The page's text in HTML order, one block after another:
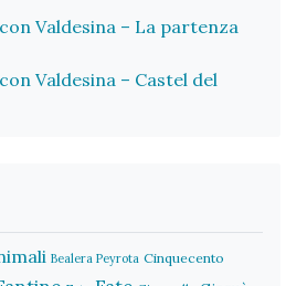
Valdesina – La partenza
Valdesina – Castel del
Bealera Peyrota Cinquecento